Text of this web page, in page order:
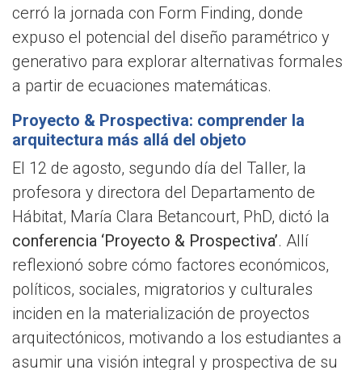
cerró la jornada con Form Finding, donde
expuso el potencial del diseño paramétrico y
generativo para explorar alternativas formales
a partir de ecuaciones matemáticas.
Proyecto & Prospectiva: comprender la
arquitectura más allá del objeto
El 12 de agosto, segundo día del Taller, la
profesora y directora del Departamento de
Hábitat, María Clara Betancourt, PhD, dictó la
conferencia ‘Proyecto & Prospectiva’. Allí
reflexionó sobre cómo factores económicos,
políticos, sociales, migratorios y culturales
inciden en la materialización de proyectos
arquitectónicos, motivando a los estudiantes a
asumir una visión integral y prospectiva de su